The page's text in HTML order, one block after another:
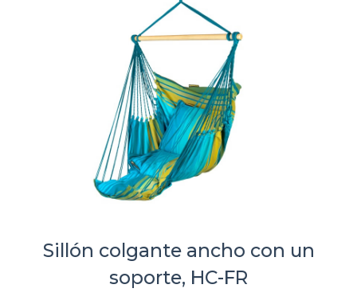
Sillón colgante ancho con un
soporte, HC-FR